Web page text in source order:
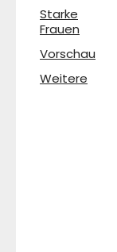
Starke
Frauen
Vorschau
Weitere